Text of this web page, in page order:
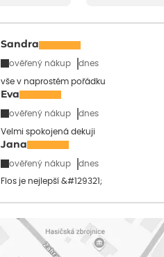
Sandra
ověřený nákup dnes
vše v naprostém pořádku
Eva
ověřený nákup dnes
Velmi spokojená dekuji
Jana
ověřený nákup dnes
Flos je nejlepší &#129321;